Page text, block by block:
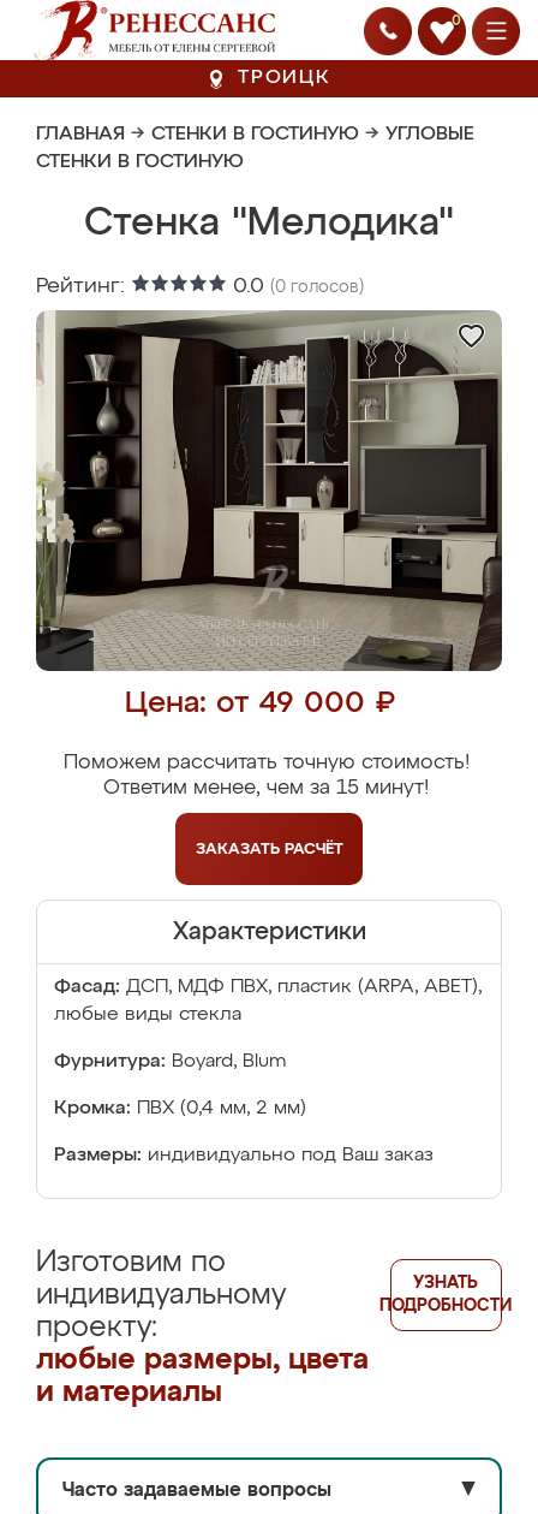
0
ТРОИЦК
ГЛАВНАЯ → СТЕНКИ В ГОСТИНУЮ → УГЛОВЫЕ
СТЕНКИ В ГОСТИНУЮ
Стенка "Мелодика"
Рейтинг: 0.0 (0 голосов)
Цена: от 49 000 ₽
Поможем рассчитать точную стоимость!
Ответим менее, чем за 15 минут!
ЗАКАЗАТЬ РАСЧЁТ
Характеристики
Фасад: ДСП, МДФ ПВХ, пластик (ARPA, ABET),
любые виды стекла
Фурнитура: Boyard, Blum
Кромка: ПВХ (0,4 мм, 2 мм)
Размеры: индивидуально под Ваш заказ
Изготовим по
индивидуальному
проекту:
любые размеры, цвета
и материалы
УЗНАТЬ
ПОДРОБНОСТИ
Часто задаваемые вопросы ▼